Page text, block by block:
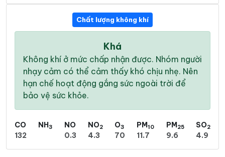
Chất lượng không khí
Khá
Không khí ở mức chấp nhận được. Nhóm người
nhạy cảm có thể cảm thấy khó chịu nhẹ. Nên
hạn chế hoạt động gắng sức ngoài trời để
bảo vệ sức khỏe.
CO
132
NH3
NO
0.3
NO2
4.3
O3
70
PM10
11.7
PM25
9.6
SO2
4.9